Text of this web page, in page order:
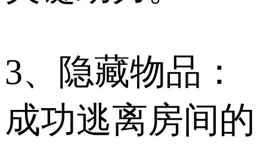
3、隐藏物品：
成功逃离房间的